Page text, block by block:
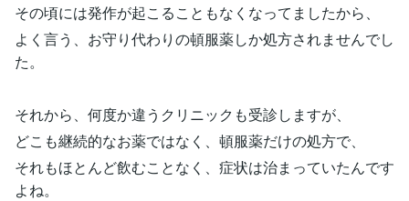
その頃には発作が起こることもなくなってましたから、
よく言う、お守り代わりの頓服薬しか処方されませんでし
た。
それから、何度か違うクリニックも受診しますが、
どこも継続的なお薬ではなく、頓服薬だけの処方で、
それもほとんど飲むことなく、症状は治まっていたんです
よね。